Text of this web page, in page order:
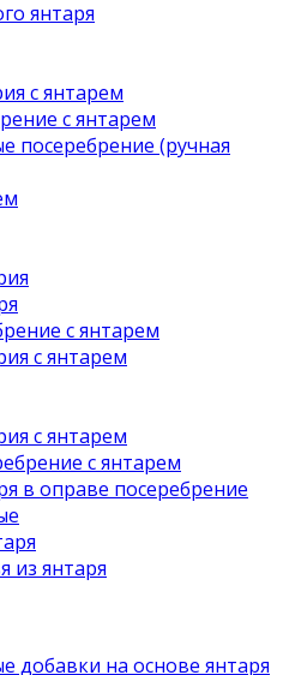
янтаря
с янтарем
с янтарем
посеребрение (ручная
с янтарем
с янтарем
с янтарем
с янтарем
в оправе посеребрение
из янтаря
добавки на основе янтаря